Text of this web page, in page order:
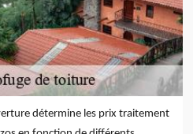
détermine les prix traitement